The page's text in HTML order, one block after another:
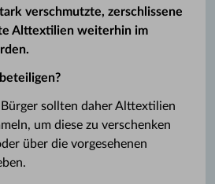
verschmutzte, zerschlissene
Alttextilien weiterhin im
sollten daher Alttextilien
um diese zu verschenken
über die vorgesehenen